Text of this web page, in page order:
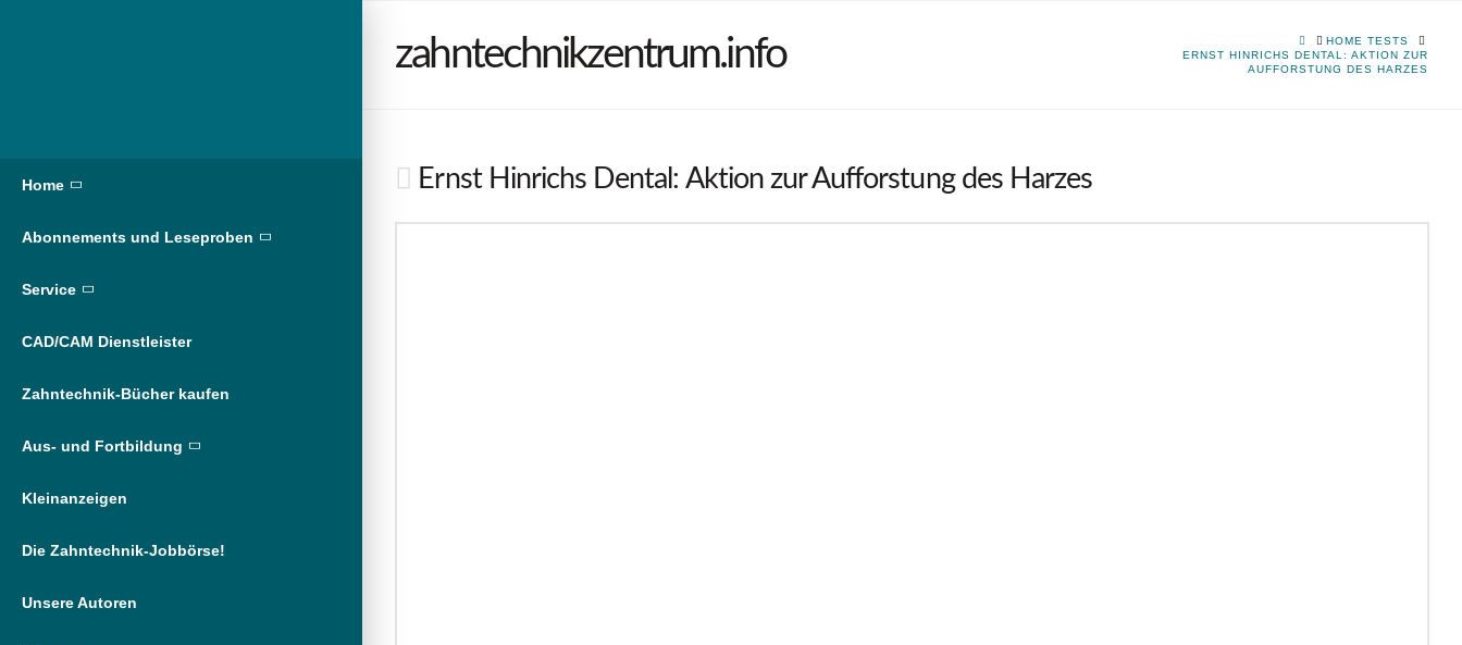
Home
Abonnements und Leseproben
Service
CAD/CAM Dienstleister
Zahntechnik-Bücher kaufen
Aus- und Fortbildung
Kleinanzeigen
Die Zahntechnik-Jobbörse!
Unsere Autoren
zahntechnikzentrum.info HOMEHOME TESTS
ERNST HINRICHS DENTAL: AKTION ZUR
AUFFORSTUNG DES HARZES
Ernst Hinrichs Dental: Aktion zur Aufforstung des Harzes